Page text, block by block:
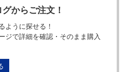
からご注文！
ように探せる！
ジで詳細を確認・そのまま購入